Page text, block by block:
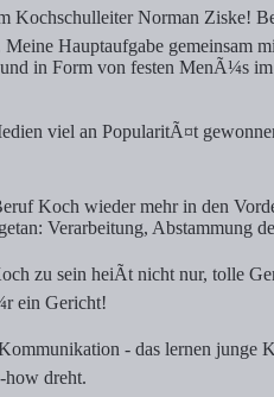
Norman Ziske!
Hauptaufgabe gemeinsam
in Form von festen MenÃ¼s
viel an PopularitÃ¤t
Koch wieder mehr in den
Verarbeitung, Abstammung
zu sein heiÃt nicht nur, tolle
ein Gericht!
- das lernen junge
dreht.